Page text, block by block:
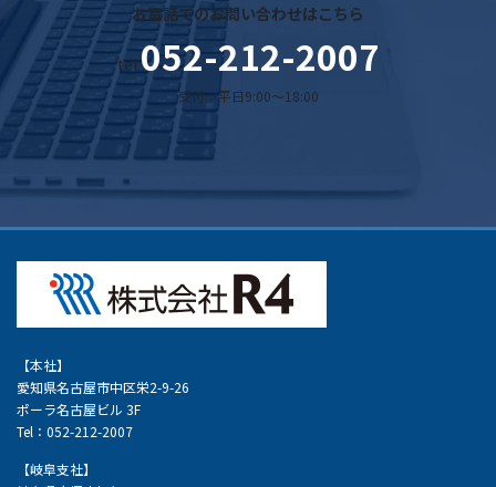
お電話でのお問い合わせはこちら
tel.052-212-2007
受付：平日9:00～18:00
【本社】
愛知県名古屋市中区栄2-9-26
ポーラ名古屋ビル 3F
Tel：052-212-2007
【岐阜支社】